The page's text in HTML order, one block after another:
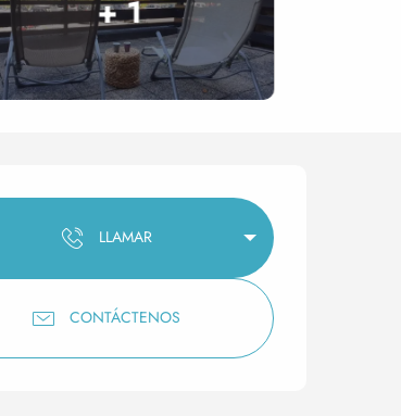
+ 1
y datos de
LLAMAR
CONTÁCTENOS